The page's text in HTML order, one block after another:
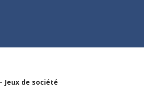
Jeux de société